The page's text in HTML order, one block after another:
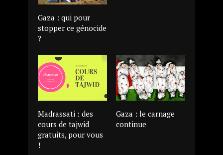
Gaza : qui pour
stopper ce génocide
?
Madrassati : des
cours de tajwid
gratuits, pour vous
!
Gaza : le carnage
continue